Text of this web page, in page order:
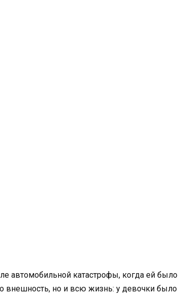
автомобильной катастрофы, когда ей было
внешность, но и всю жизнь: у девочки было